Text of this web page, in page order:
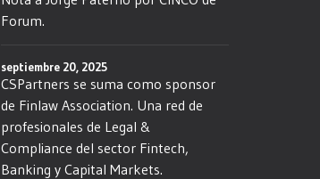
Forum.
septiembre 20, 2025
CSPartners se suma como sponsor
de Finlaw Association. Una red de
profesionales de Legal &
Compliance del sector Fintech,
Banking y Capital Markets.